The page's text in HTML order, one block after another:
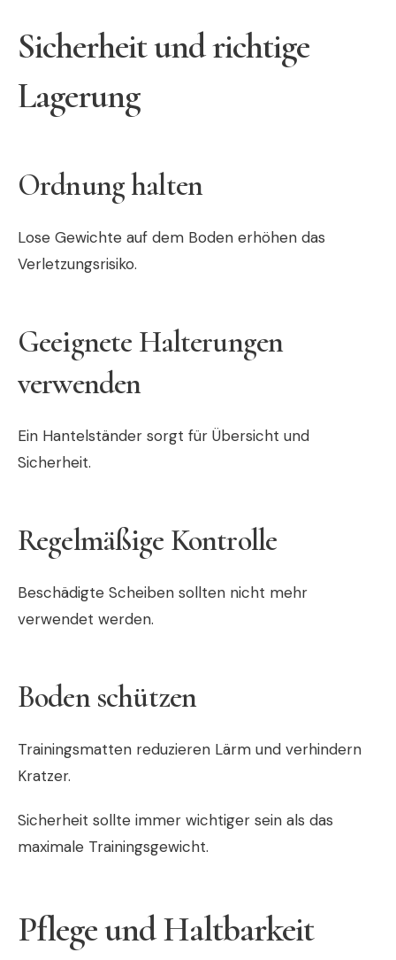
Sicherheit und richtige
Lagerung
Ordnung halten
Lose Gewichte auf dem Boden erhöhen das
Verletzungsrisiko.
Geeignete Halterungen
verwenden
Ein Hantelständer sorgt für Übersicht und
Sicherheit.
Regelmäßige Kontrolle
Beschädigte Scheiben sollten nicht mehr
verwendet werden.
Boden schützen
Trainingsmatten reduzieren Lärm und verhindern
Kratzer.
Sicherheit sollte immer wichtiger sein als das
maximale Trainingsgewicht.
Pflege und Haltbarkeit